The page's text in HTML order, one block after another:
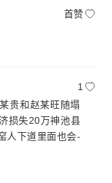
首赞
1
贵和赵某旺随塌
损失20万神池县
人下道里面也会-